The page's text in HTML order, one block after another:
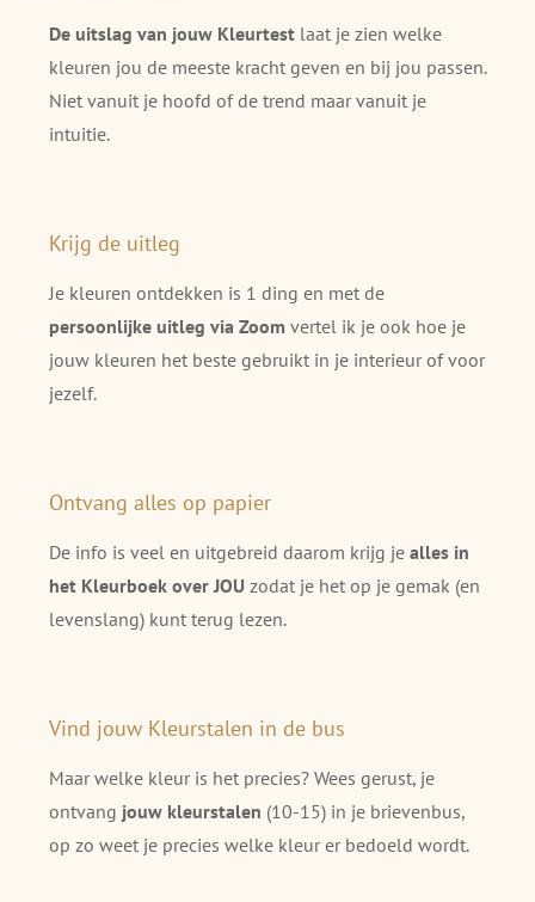
De uitslag van jouw Kleurtest laat je zien welke
kleuren jou de meeste kracht geven en bij jou passen.
Niet vanuit je hoofd of de trend maar vanuit je
intuitie.
Krijg de uitleg
Je kleuren ontdekken is 1 ding en met de
persoonlijke uitleg via Zoom vertel ik je ook hoe je
jouw kleuren het beste gebruikt in je interieur of voor
jezelf.
Ontvang alles op papier
De info is veel en uitgebreid daarom krijg je alles in
het Kleurboek over JOU zodat je het op je gemak (en
levenslang) kunt terug lezen.
Vind jouw Kleurstalen in de bus
Maar welke kleur is het precies? Wees gerust, je
ontvang jouw kleurstalen (10-15) in je brievenbus,
op zo weet je precies welke kleur er bedoeld wordt.